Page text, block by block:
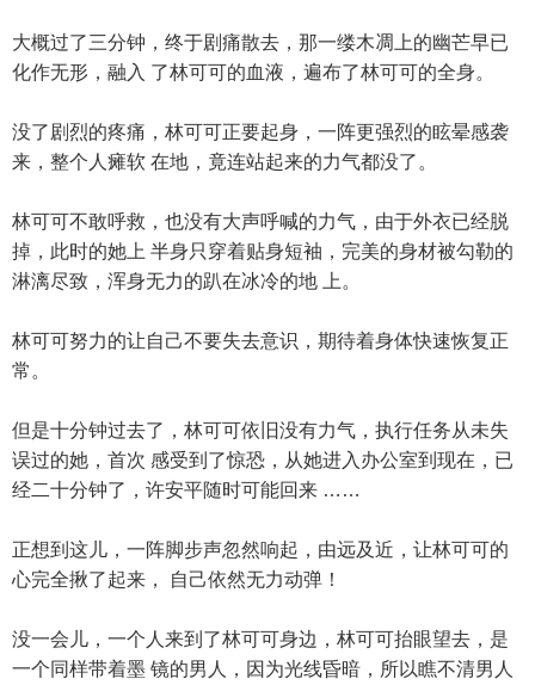
大概过了三分钟，终于剧痛散去，那一缕木凋上的幽芒早已
化作无形，融入 了林可可的血液，遍布了林可可的全身。
没了剧烈的疼痛，林可可正要起身，一阵更强烈的眩晕感袭
来，整个人瘫软 在地，竟连站起来的力气都没了。
林可可不敢呼救，也没有大声呼喊的力气，由于外衣已经脱
掉，此时的她上 半身只穿着贴身短袖，完美的身材被勾勒的
淋漓尽致，浑身无力的趴在冰冷的地 上。
林可可努力的让自己不要失去意识，期待着身体快速恢复正
常。
但是十分钟过去了，林可可依旧没有力气，执行任务从未失
误过的她，首次 感受到了惊恐，从她进入办公室到现在，已
经二十分钟了，许安平随时可能回来 ……
正想到这儿，一阵脚步声忽然响起，由远及近，让林可可的
心完全揪了起来， 自己依然无力动弹！
没一会儿，一个人来到了林可可身边，林可可抬眼望去，是
一个同样带着墨 镜的男人，因为光线昏暗，所以瞧不清男人